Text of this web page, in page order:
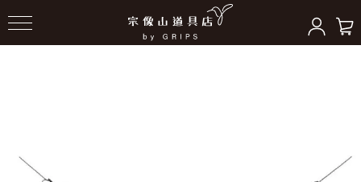
ハンモックツール